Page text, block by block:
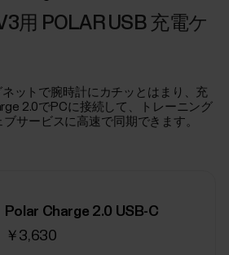
用 POLAR USB 充電ケ
ットで腕時計にカチッとはまり、充
2.0でPCに接続して、トレーニング
サービスに高速で同期できます。
Polar Charge 2.0 USB-C
￥3,630